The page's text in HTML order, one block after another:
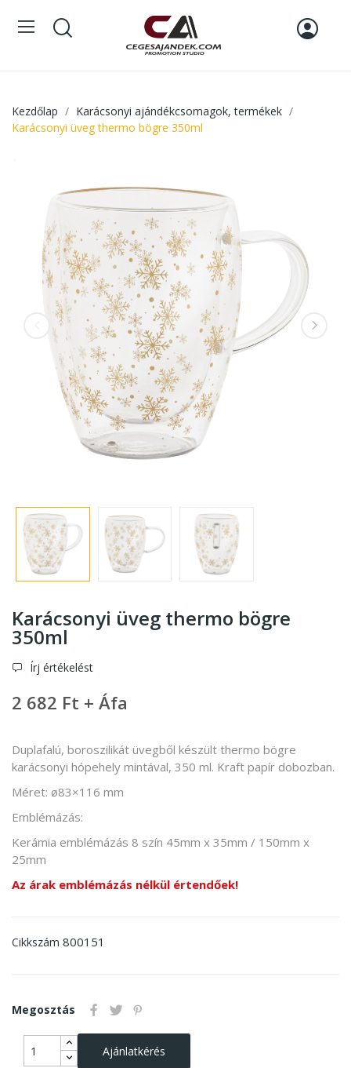
Kezdőlap
Karácsonyi ajándékcsomagok, termékek
Karácsonyi üveg thermo bögre 350ml
Karácsonyi üveg thermo bögre
350ml
Írj értékelést
2 682 Ft + Áfa
Duplafalú, boroszilikát üvegből készült thermo bögre
karácsonyi hópehely mintával, 350 ml. Kraft papír dobozban.
Méret: ø83×116 mm
Emblémázás:
Kerámia emblémázás 8 szín 45mm x 35mm / 150mm x
25mm
Az árak emblémázás nélkül értendőek!
Cikkszám 800151
Megosztás
Ajánlatkérés